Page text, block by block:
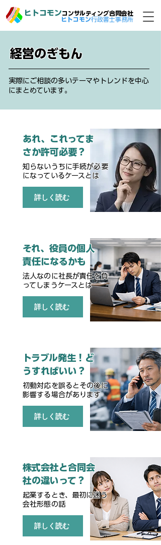
ヒトコモンコンサルティング合同会社
​ヒトコモン行政書士事務所
経営のぎもん
実際にご相談の多いテーマやトレンドを中心
にまとめています​。
あれ、これってま
さか許可必要？
知らないうちに手続が必要
になっているケースとは
詳しく読む
​それ、役員の個人
責任になるかも
法人なのに社長が責任を負
ってしまうケースとは
詳しく読む
トラブル発生！ど
うすればいい？
初動対応を誤るとその後に
影響する場合があります
詳しく読む
株式会社と合同会
社の違いって？
起業するとき、最初に迷う
会社形態の話
詳しく読む